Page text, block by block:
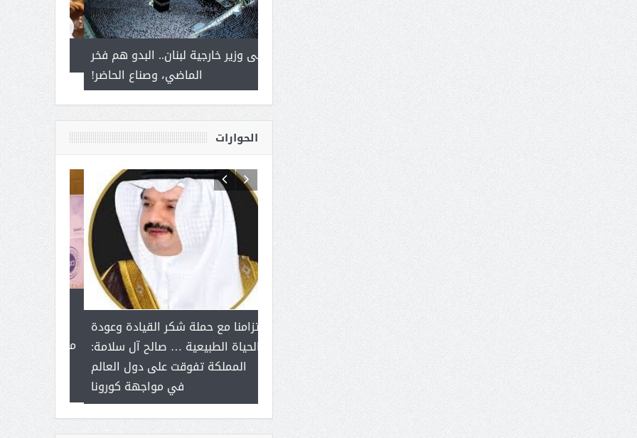
سلمان بن
إلى وزير خارجية لبنان.. البدو هم فخر
الماضي، وصناع الحاضر!
( مشعل بن عبد الله ) .. أمير يحمل
جينات الوطن ويتغذى من عشق
القيادة
حوار يحمل جينات الوطن مع الأمير
مشعل بن عبد الله بن عبد العزيز
الحوارات
للإبداع
مع الأمين
بنت
تزامنا مع حملة شكر القيادة وعودة
الحياة الطبيعية … صالح آل سلامة:
المملكة تفوقت على دول العالم
في مواجهة كورونا
رئيس غرفة نجران محيميد آل شرمه:
الانتخابات لن تؤثر على برامج
المجلس والشفافية هي أساس
عملنا
عضو مجلس الشارقة الرياضي
والمدير السابق للأكاديمية الأولمبية
في الامارات د . عبد الملك جاني :
منتدى ( اكتشاف المواهب
الاجتماعية ) فرصة للتوأمة بين
الرياضة والعمل الاجتماعي